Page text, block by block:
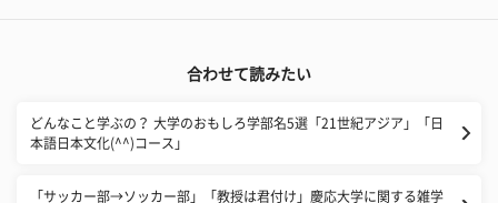
合わせて読みたい
どんなこと学ぶの？ 大学のおもしろ学部名5選「21世紀アジア」「日
本語日本文化(^^)コース」
「サッカー部→ソッカー部」「教授は君付け」慶応大学に関する雑学